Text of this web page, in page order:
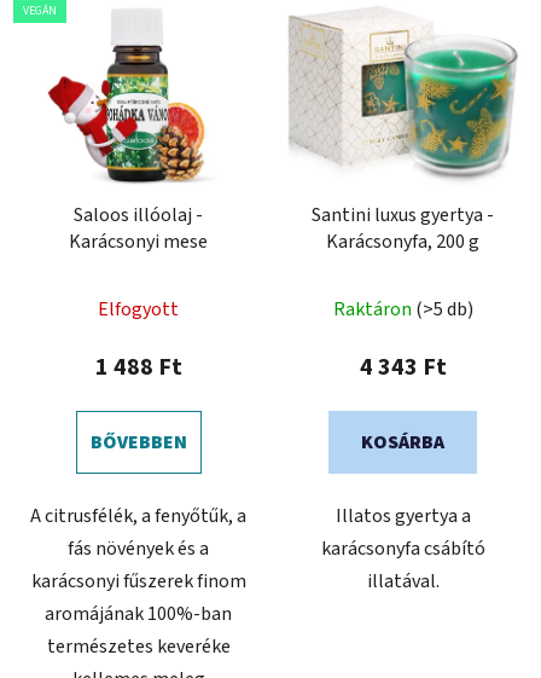
VEGÁN
Saloos illóolaj -
Karácsonyi mese
Elfogyott
1 488 Ft
BŐVEBBEN
A citrusfélék, a fenyőtűk, a
fás növények és a
karácsonyi fűszerek finom
aromájának 100%-ban
természetes keveréke
Santini luxus gyertya -
Karácsonyfa, 200 g
Raktáron (>5 db)
4 343 Ft
KOSÁRBA
Illatos gyertya a
karácsonyfa csábító
illatával.